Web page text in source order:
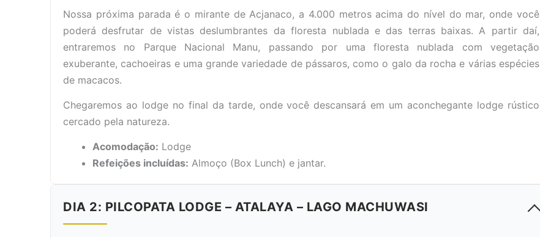
Nossa próxima parada é o mirante de Acjanaco, a 4.000 metros acima do nível do mar, onde você
poderá desfrutar de vistas deslumbrantes da floresta nublada e das terras baixas. A partir daí,
entraremos no Parque Nacional Manu, passando por uma floresta nublada com vegetação
exuberante, cachoeiras e uma grande variedade de pássaros, como o galo da rocha e várias espécies
de macacos.
Chegaremos ao lodge no final da tarde, onde você descansará em um aconchegante lodge rústico
cercado pela natureza.
Acomodação: Lodge
Refeições incluídas: Almoço (Box Lunch) e jantar.
DIA 2: PILCOPATA LODGE – ATALAYA – LAGO MACHUWASI